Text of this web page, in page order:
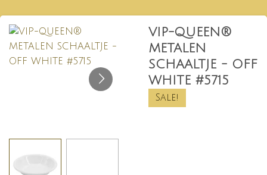
VIP-QUEEN®
METALEN
SCHAALTJE - OFF
WHITE #5715
Sale!